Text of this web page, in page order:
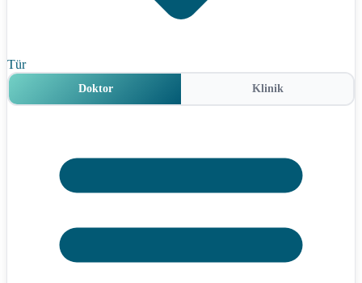
Tür
Doktor Klinik